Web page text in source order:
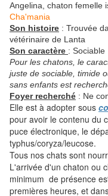
Angelina, chaton femelle
Cha'mania
Son histoire : Trouvée
vétérinaire de Lanta
Son caractère : Sociable
Pour les chatons, le
juste de sociable, timide
sans enfants est
Foyer recherché : Ne
Elle est à adopter sous
pour avoir le contenu du
puce électronique, le
typhus/coryza/leucose.
Tous nos chats sont
L'arrivée d'un chaton ou
minimum de présence
premières heures, et